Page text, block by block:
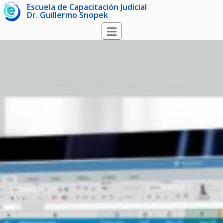
Escuela de Capacitación Judicial
Dr. Guillermo Snopek